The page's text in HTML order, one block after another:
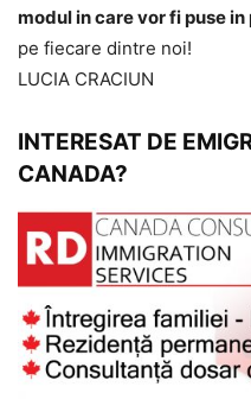
modul in care vor fi puse
pe fiecare dintre noi!
LUCIA CRACIUN
INTERESAT DE
CANADA?